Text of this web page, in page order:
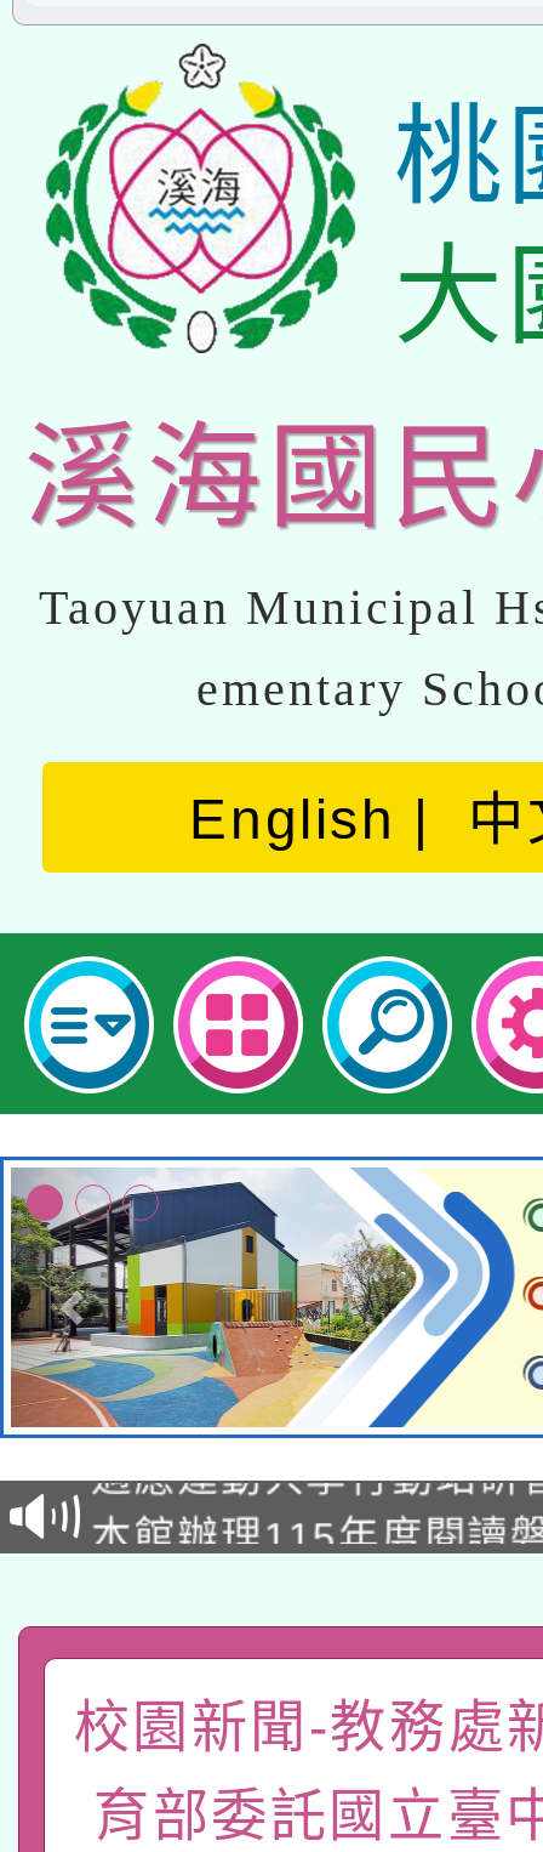
桃
大
溪海國民
Taoyuan Municipal
ementary
English 中
本校115學年度第2次
招)
本館辦理115年度閱讀
A3數位素養講師名單
「數位內容與教學軟體
pilot」
有關大陸委員會函釋公
薪期間赴陸應申請許可
轉知經濟部水利署委託
校園新聞-教務處
育部委託國立臺